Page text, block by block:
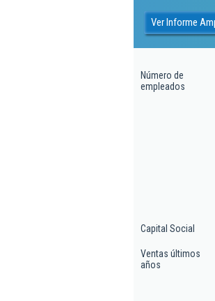
Ver Informe
Número de
empleados
Capital Social
Ventas últimos
años